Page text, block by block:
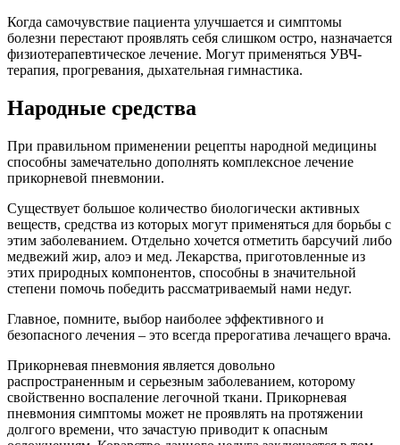
Когда самочувствие пациента улучшается и симптомы
болезни перестают проявлять себя слишком остро, назначается
физиотерапевтическое лечение. Могут применяться УВЧ-
терапия, прогревания, дыхательная гимнастика.
Народные средства
При правильном применении рецепты народной медицины
способны замечательно дополнять комплексное лечение
прикорневой пневмонии.
Существует большое количество биологически активных
веществ, средства из которых могут применяться для борьбы с
этим заболеванием. Отдельно хочется отметить барсучий либо
медвежий жир, алоэ и мед. Лекарства, приготовленные из
этих природных компонентов, способны в значительной
степени помочь победить рассматриваемый нами недуг.
Главное, помните, выбор наиболее эффективного и
безопасного лечения – это всегда прерогатива лечащего врача.
Прикорневая пневмония является довольно
распространенным и серьезным заболеванием, которому
свойственно воспаление легочной ткани. Прикорневая
пневмония симптомы может не проявлять на протяжении
долгого времени, что зачастую приводит к опасным